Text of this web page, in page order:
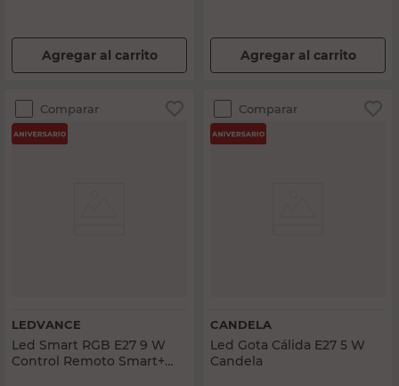
Agregar al carrito Agregar al carrito
Comparar
LEDVANCE
Led Smart RGB E27 9 W
Control Remoto Smart+
Comparar
CANDELA
Led Gota Cálida E27 5 W
Candela